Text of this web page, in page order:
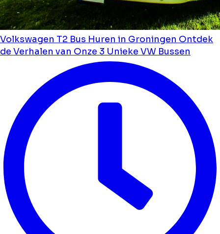
Volkswagen T2 Bus Huren in Groningen Ontdek
de Verhalen van Onze 3 Unieke VW Bussen